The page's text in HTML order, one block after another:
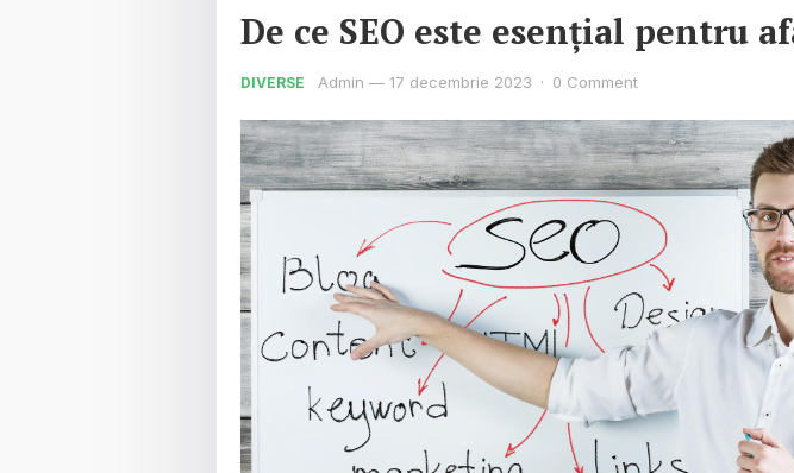
De ce SEO este esențial pentru
DIVERSE Admin — 17 decembrie 2023 · 0 Comment